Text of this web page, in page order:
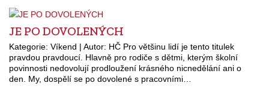
JE PO DOVOLENÝCH
Kategorie: Víkend | Autor: HČ Pro většinu lidí je tento titulek
pravdou pravdoucí. Hlavně pro rodiče s dětmi, kterým školní
povinnosti nedovolují prodloužení krásného nicnedělání ani o
den. My, dospělí se po dovolené s pracovními…